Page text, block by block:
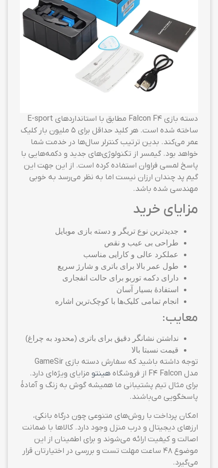
دسته بازی Falcon F4 مطابق با استانداردهای E-sport
ساخته شده است. هر کلید حداقل برای ۵ ملیون بار کلیک
عمر می‌کند. بدین ترتیب کنترلر سال‌ها در خدمت شما
خواهد بود. گیمسر از تکنولوژی‌های جدید و دکمه‌هایی با
پاسخ لمسی فراوان استفاده کرده است. از این جهت این
گیم پد چندان ارزان نیست اما به نظر می‌رسد به خوبی
مهندسی شده باشد.
مزایای خرید
جدیدترین نوع تریگر و دسته بازی موبایل
طراحی بی عیب و نقص
عملکرد عالی و کارایی مناسب
طول عمر بالا برای باتری و شارژ سریع
دارای دکمه توربو برای حالت انفجاری
استفادهٔ بسیار آسان
انجام تمامی کلیک‌ها با کوچک‌ترین اشاره
معایب:
نداشتن نشانگر دقیق برای باتری (محدود به چراغ)
قیمت نسبتا بالا
توجه داشته باشید که سفارش دسته بازی GameSir
مدل F4 Falcon از فروشگاه
هینتو مزایای ویژه‌ای دارد.
برای مثال تیم پشتیبانی ما همیشه گوش به زنگ و آمادهٔ
پاسخگویی می‌باشند.
امکان پرداخت با روش‌های متنوعی چون درگاه بانکی،
ارزهای دیجیتال و درب منزل وجود دارد. کالاها با ضمانت
اصالت و کیفیت ارائه می‌شوند و برای اطمینان از این
موضوع ۴۸ ساعت مهلت تست و بررسی در اختیارتان قرار
می‌گیرد.